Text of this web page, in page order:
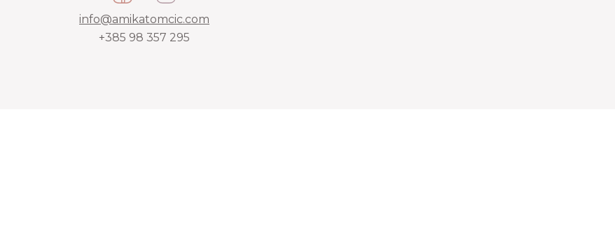
info@amikatomcic.com
+385 98 357 295